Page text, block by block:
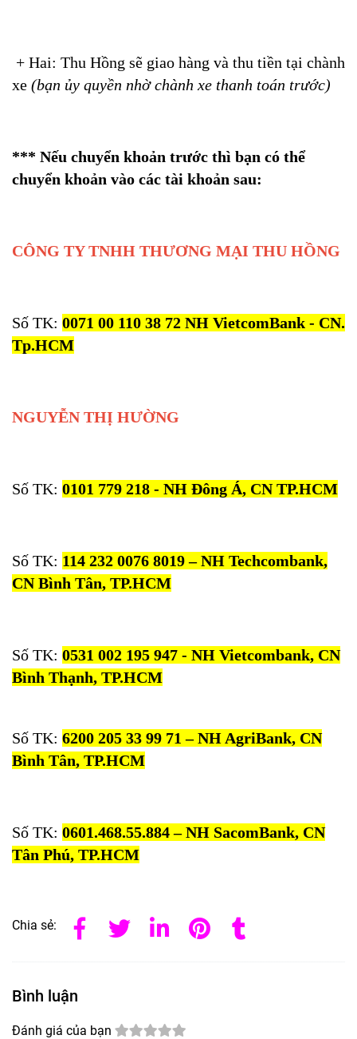
+ Hai: Thu Hồng sẽ giao hàng và thu tiền tại chành
xe (bạn ủy quyền nhờ chành xe thanh toán trước)
*** Nếu chuyển khoản trước thì bạn có thể
chuyển khoản vào các tài khoản sau:
CÔNG TY TNHH THƯƠNG MẠI THU HỒNG
Số TK: 0071 00 110 38 72 NH VietcomBank - CN.
Tp.HCM
NGUYỄN THỊ HƯỜNG
Số TK: 0101 779 218 - NH Đông Á, CN TP.HCM
Số TK: 114 232 0076 8019 – NH Techcombank,
CN Bình Tân, TP.HCM
Số TK: 0531 002 195 947 - NH Vietcombank, CN
Bình Thạnh, TP.HCM
Số TK: 6200 205 33 99 71 – NH AgriBank, CN
Bình Tân, TP.HCM
Số TK: 0601.468.55.884 – NH SacomBank, CN
Tân Phú, TP.HCM
Chia sẻ:
Bình luận
Đánh giá của bạn